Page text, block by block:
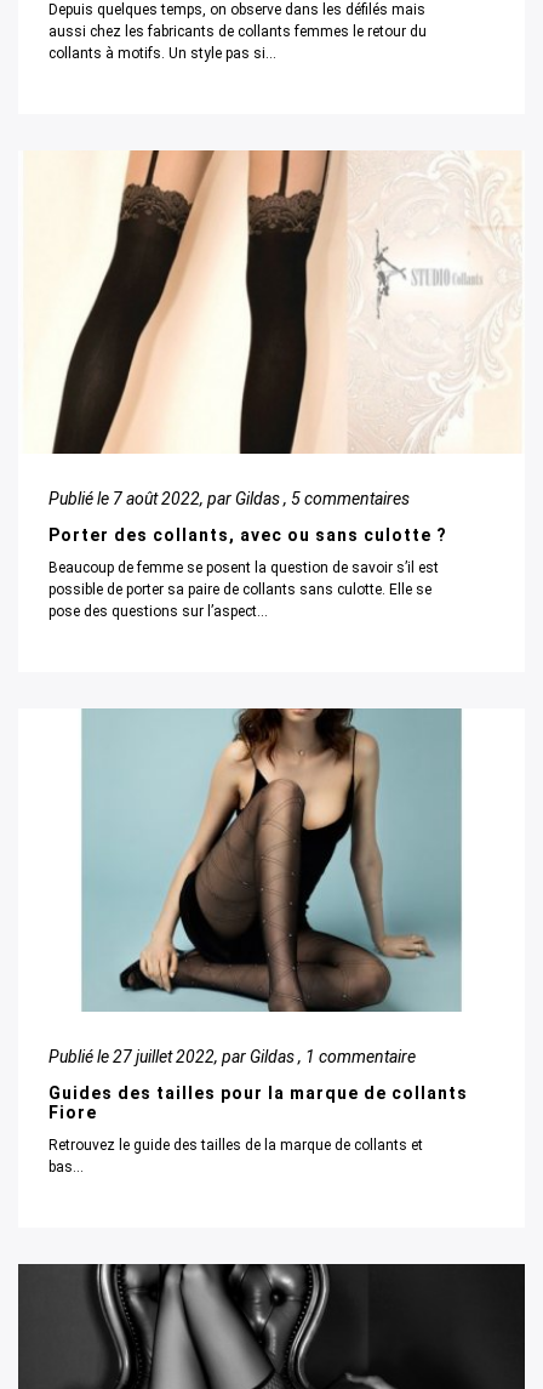
Depuis quelques temps, on observe dans les défilés mais
aussi chez les fabricants de collants femmes le retour du
collants à motifs. Un style pas si...
Publié le 7 août 2022, par Gildas , 5 commentaires
Porter des collants, avec ou sans culotte ?
Beaucoup de femme se posent la question de savoir s’il est
possible de porter sa paire de collants sans culotte. Elle se
pose des questions sur l’aspect...
Publié le27 juillet 2022, par Gildas , 1 commentaire
Guides des tailles pour la marque de collants
Fiore
Retrouvez le guide des tailles de la marque de collants et
bas...